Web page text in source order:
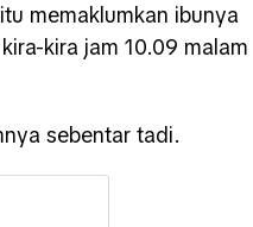
memaklumkan ibunya
kira jam 10.09 malam
sebentar tadi.